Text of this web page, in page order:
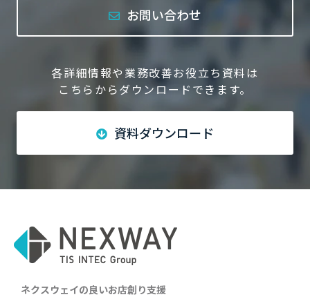
お問い合わせ
各詳細情報や業務改善お役立ち資料は
こちらからダウンロードできます。
資料ダウンロード
ネクスウェイの良いお店創り支援